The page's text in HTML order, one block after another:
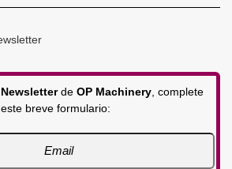
Newsletterde OP Machinery, complete
este breve formulario: